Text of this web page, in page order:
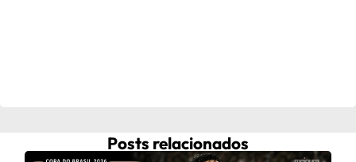
Posts relacionados